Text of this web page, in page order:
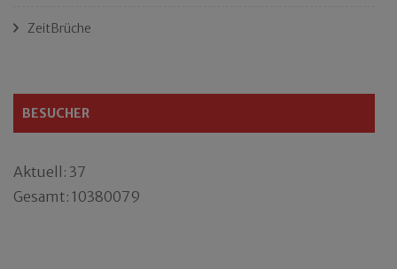
ZeitBrüche
BESUCHER
Aktuell: 37
Gesamt: 10380079